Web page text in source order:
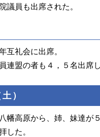
議員も出席された。
互礼会に出席。
連盟の者も４，５名出席し
）
幡高原から、姉、妹達が
した。